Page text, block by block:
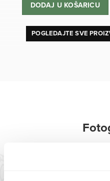
DODAJ U KOŠARICU
POGLEDAJTE SVE